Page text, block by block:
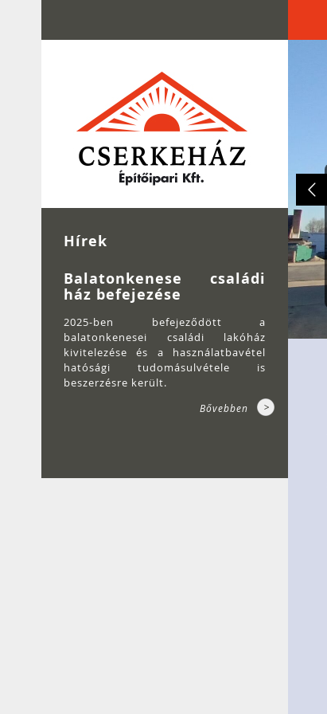
Hírek
Balatonkenese családi
ház befejezése
2025-ben befejeződött a
balatonkenesei családi lakóház
kivitelezése és a használatbavétel
hatósági tudomásulvétele is
beszerzésre került.
Bővebben